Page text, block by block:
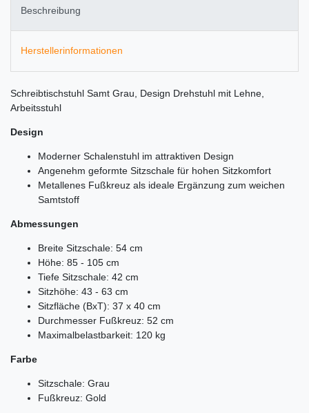
Beschreibung
Herstellerinformationen
Schreibtischstuhl Samt Grau, Design Drehstuhl mit Lehne,
Arbeitsstuhl
Design
Moderner Schalenstuhl im attraktiven Design
Angenehm geformte Sitzschale für hohen Sitzkomfort
Metallenes Fußkreuz als ideale Ergänzung zum weichen
Samtstoff
Abmessungen
Breite Sitzschale: 54 cm
Höhe: 85 - 105 cm
Tiefe Sitzschale: 42 cm
Sitzhöhe: 43 - 63 cm
Sitzfläche (BxT): 37 x 40 cm
Durchmesser Fußkreuz: 52 cm
Maximalbelastbarkeit: 120 kg
Farbe
Sitzschale: Grau
Fußkreuz: Gold